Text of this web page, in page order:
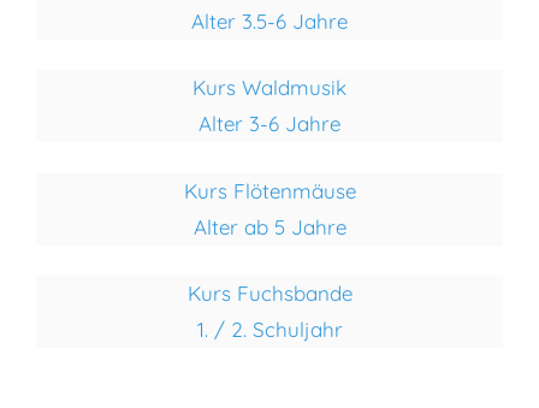
Alter 3.5-6 Jahre
Kurs Waldmusik
Alter 3-6 Jahre
Kurs Flötenmäuse
Alter ab 5 Jahre
Kurs Fuchsbande
1. / 2. Schuljahr